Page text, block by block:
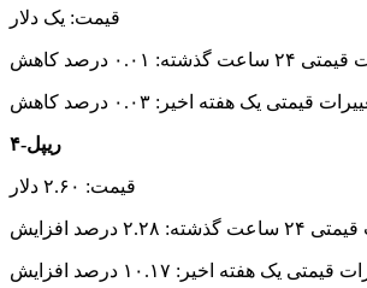
قیمت: یک دلار
گذشته: ۰.۰۱ درصد کاهش
قیمتی یک هفته اخیر: ۰.۰۳ درصد کاهش
۴-ریپل
قیمت: ۲.۶۰ دلار
۲.۲۸ درصد افزایش
قیمتی یک هفته اخیر: ۱۰.۱۷ درصد افزایش